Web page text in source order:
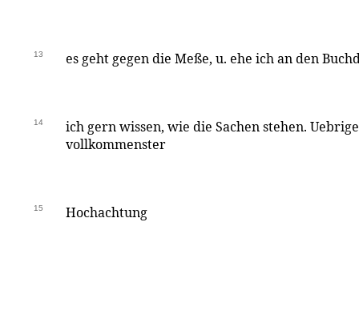
13 es geht gegen die Meße, u. ehe ich an den
14
ich gern wissen, wie die Sachen stehen.
vollkommenster
15 Hochachtung